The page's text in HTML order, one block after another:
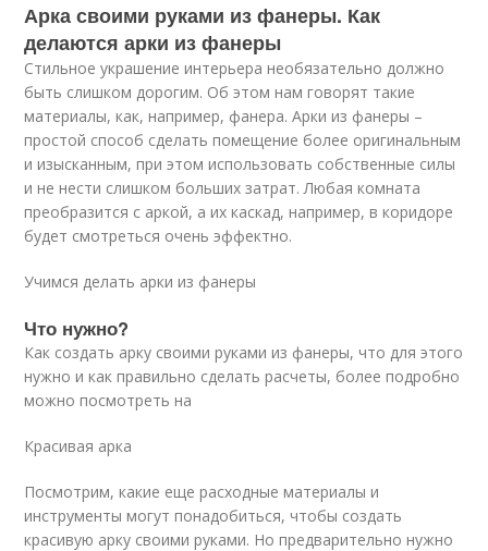
Арка своими руками из фанеры. Как
делаются арки из фанеры
Стильное украшение интерьера необязательно должно
быть слишком дорогим. Об этом нам говорят такие
материалы, как, например, фанера. Арки из фанеры –
простой способ сделать помещение более оригинальным
и изысканным, при этом использовать собственные силы
и не нести слишком больших затрат. Любая комната
преобразится с аркой, а их каскад, например, в коридоре
будет смотреться очень эффектно.
Учимся делать арки из фанеры
Что нужно?
Как создать арку своими руками из фанеры, что для этого
нужно и как правильно сделать расчеты, более подробно
можно посмотреть на
Красивая арка
Посмотрим, какие еще расходные материалы и
инструменты могут понадобиться, чтобы создать
красивую арку своими руками. Но предварительно нужно